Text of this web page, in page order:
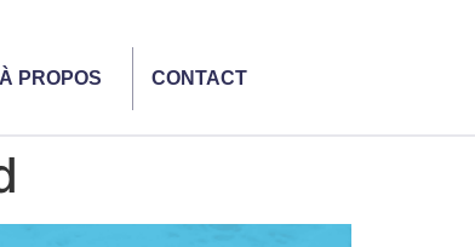
À PROPOS CONTACT